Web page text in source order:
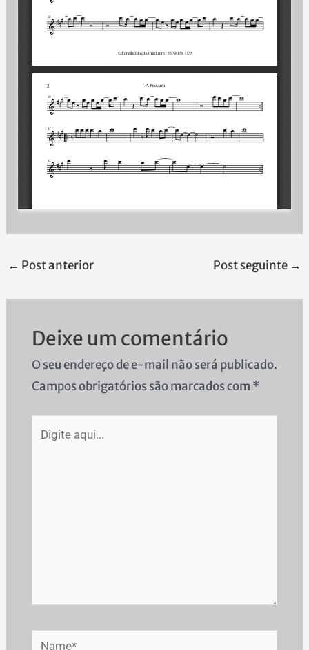
← Post anterior Post seguinte →
Deixe um comentário
O seu endereço de e-mail não será publicado.
Campos obrigatórios são marcados com *
aqui...
Name*